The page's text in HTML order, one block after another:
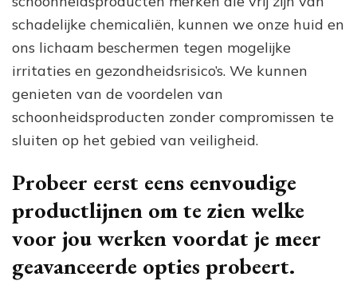
schadelijke chemicaliën, kunnen we onze huid en
ons lichaam beschermen tegen mogelijke
irritaties en gezondheidsrisico’s. We kunnen
genieten van de voordelen van
schoonheidsproducten zonder compromissen te
sluiten op het gebied van veiligheid.
Probeer eerst eens eenvoudige
productlijnen om te zien welke
voor jou werken voordat je meer
geavanceerde opties probeert.